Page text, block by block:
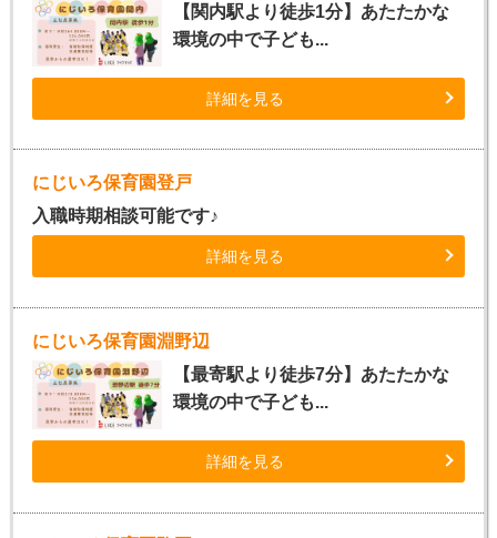
【関内駅より徒歩1分】あたたかな
環境の中で子ども...
詳細を見る
にじいろ保育園登戸
入職時期相談可能です♪
詳細を見る
にじいろ保育園淵野辺
【最寄駅より徒歩7分】あたたかな
環境の中で子ども...
詳細を見る